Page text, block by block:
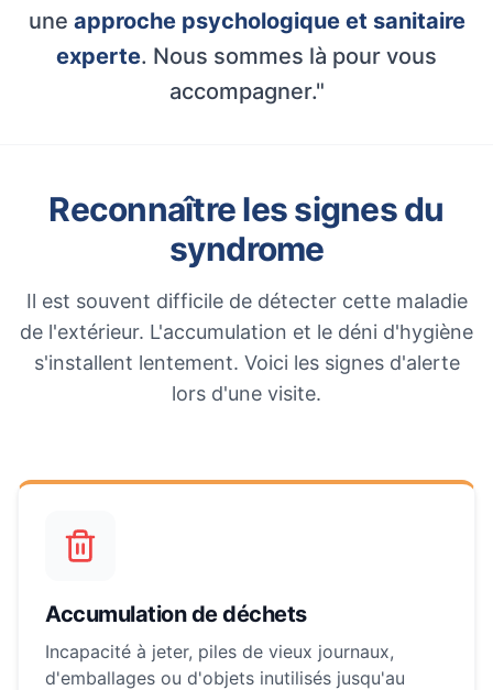
une approche psychologique et sanitaire
experte. Nous sommes là pour vous
accompagner."
Reconnaître les signes du
syndrome
Il est souvent difficile de détecter cette maladie
de l'extérieur. L'accumulation et le déni d'hygiène
s'installent lentement. Voici les signes d'alerte
lors d'une visite.
Accumulation de déchets
Incapacité à jeter, piles de vieux journaux,
d'emballages ou d'objets inutilisés jusqu'au